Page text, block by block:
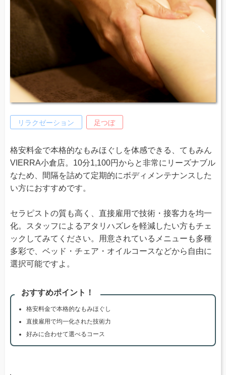
リラクゼーション 足つぼ
格安料金で本格的なもみほぐしを体感できる、てもみん
VIERRA小倉店。10分1,100円からと非常にリーズナブル
なため、間隔を詰めて定期的にボディメンテナンスした
い方におすすめです。
セラピストの質も高く、直接雇用で技術・接客力を均一
化。スタッフによるアタリハズレを軽減したい方もチェ
ックしてみてください。用意されているメニューも多種
多彩で、ベッド・チェア・オイルコースなどから自由に
選択可能ですよ。
おすすめポイント！
格安料金で本格的なもみほぐし
直接雇用で均一化された技術力
好みに合わせて選べるコース